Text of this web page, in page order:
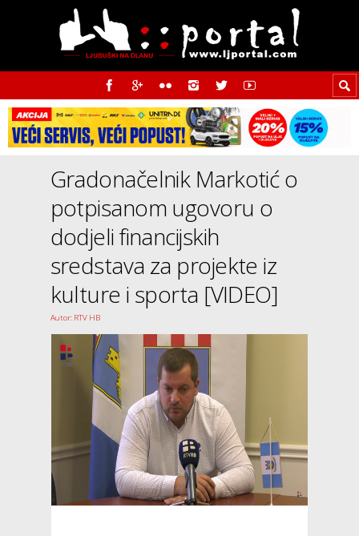
Gradonačelnik Markotić o
potpisanom ugovoru o
dodjeli financijskih
sredstava za projekte iz
kulture i sporta [VIDEO]
Autor: RTV HB